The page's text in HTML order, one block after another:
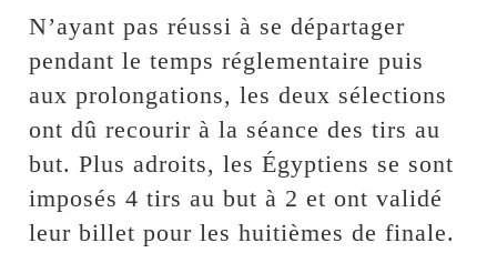
N’ayant pas réussi à se départager
pendant le temps réglementaire puis
aux prolongations, les deux sélections
ont dû recourir à la séance des tirs au
but. Plus adroits, les Égyptiens se sont
imposés 4 tirs au but à 2 et ont validé
leur billet pour les huitièmes de finale.